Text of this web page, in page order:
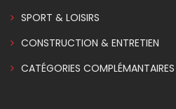
SPORT & LOISIRS
CONSTRUCTION & ENTRETIEN
CATÉGORIES COMPLÉMANTAIRES